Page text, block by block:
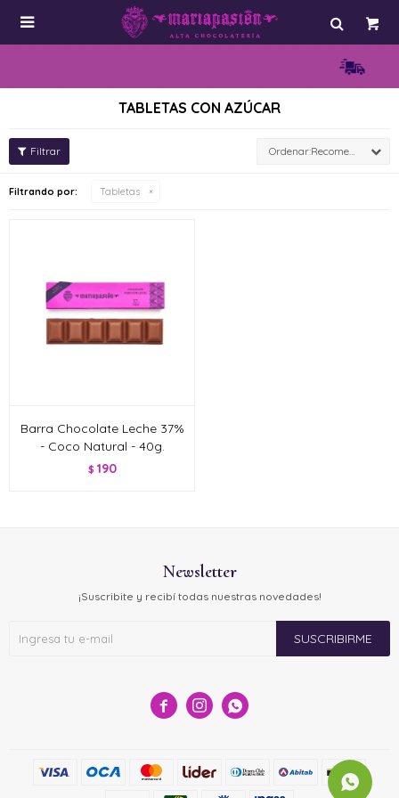

TABLETAS CON AZÚCAR
Recomendados
Filtrando por: Tabletas
Barra Chocolate Leche 37%
- Coco Natural - 40g.
$ 190
  
Newsletter
¡Suscribite y recibí todas nuestras novedades!
SUSCRIBIRME